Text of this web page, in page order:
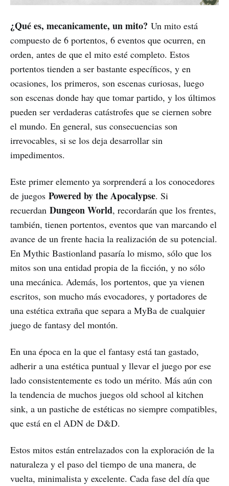
¿Qué es, mecanicamente, un mito? Un mito está
compuesto de 6 portentos, 6 eventos que ocurren, en
orden, antes de que el mito esté completo. Estos
portentos tienden a ser bastante específicos, y en
ocasiones, los primeros, son escenas curiosas, luego
son escenas donde hay que tomar partido, y los últimos
pueden ser verdaderas catástrofes que se ciernen sobre
el mundo. En general, sus consecuencias son
irrevocables, si se los deja desarrollar sin
impedimentos.
Este primer elemento ya sorprenderá a los conocedores
de juegos Powered by the Apocalypse. Si
recuerdan Dungeon World, recordarán que los frentes,
también, tienen portentos, eventos que van marcando el
avance de un frente hacia la realización de su potencial.
En Mythic Bastionland pasaría lo mismo, sólo que los
mitos son una entidad propia de la ficción, y no sólo
una mecánica. Además, los portentos, que ya vienen
escritos, son mucho más evocadores, y portadores de
una estética extraña que separa a MyBa de cualquier
juego de fantasy del montón.
En una época en la que el fantasy está tan gastado,
adherir a una estética puntual y llevar el juego por ese
lado consistentemente es todo un mérito. Más aún con
la tendencia de muchos juegos old school al kitchen
sink, a un pastiche de estéticas no siempre compatibles,
que está en el ADN de D&D.
Estos mitos están entrelazados con la exploración de la
naturaleza y el paso del tiempo de una manera, de
vuelta, minimalista y excelente. Cada fase del día que